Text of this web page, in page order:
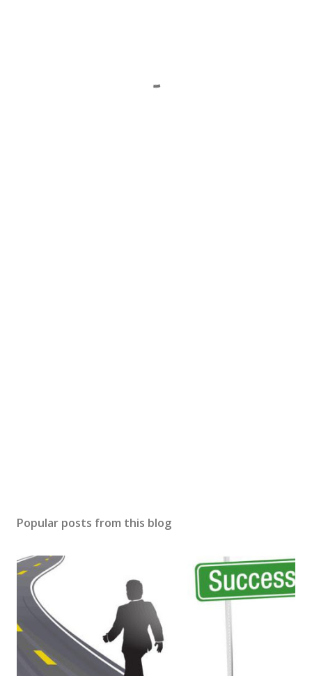
Popular posts from this blog